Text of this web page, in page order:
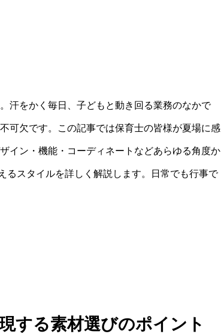
汗をかく毎日、子どもと動き回る業務のなかで
可欠です。この記事では保育士の皆様が夏場に感
イン・機能・コーディネートなどあらゆる角度か
るスタイルを詳しく解説します。日常でも行事で
する素材選びのポイント